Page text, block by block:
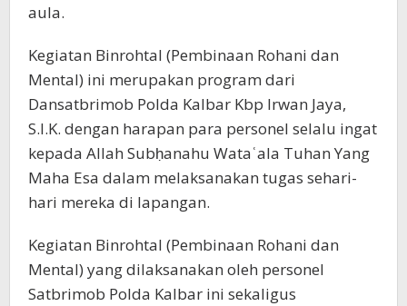
aula.
Kegiatan Binrohtal (Pembinaan Rohani dan
Mental) ini merupakan program dari
Dansatbrimob Polda Kalbar Kbp Irwan Jaya,
S.I.K. dengan harapan para personel selalu ingat
kepada Allah Subḥanahu Wataʿala Tuhan Yang
Maha Esa dalam melaksanakan tugas sehari-
hari mereka di lapangan.
Kegiatan Binrohtal (Pembinaan Rohani dan
Mental) yang dilaksanakan oleh personel
Satbrimob Polda Kalbar ini sekaligus